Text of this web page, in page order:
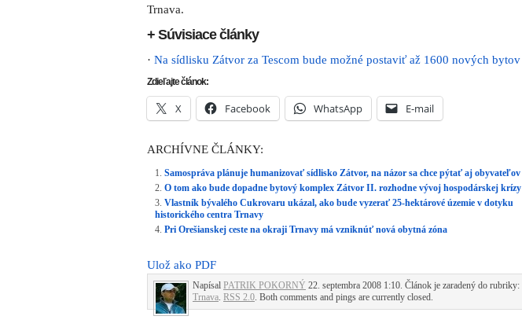
Trnava.
+ Súvisiace články
· Na sídlisku Zátvor za Tescom bude možné postaviť až 1600 nových bytov
Zdieľajte článok:
X Facebook WhatsApp E-mail
ARCHÍVNE ČLÁNKY:
Samospráva plánuje humanizovať sídlisko Zátvor, na názor sa chce pýtať aj obyvateľov
O tom ako bude dopadne bytový komplex Zátvor II. rozhodne vývoj hospodárskej krízy
Vlastník bývalého Cukrovaru ukázal, ako bude vyzerať 25-hektárové územie v dotyku
historického centra Trnavy
Pri Orešianskej ceste na okraji Trnavy má vzniknúť nová obytná zóna
Ulož ako PDF
Napísal PATRIK POKORNÝ 22. septembra 2008 1:10. Článok je zaradený do rubriky:
Trnava. RSS 2.0. Both comments and pings are currently closed.